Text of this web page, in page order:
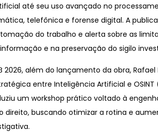
até seu uso avançado no
telefônica e forense digital. A
do trabalho e alerta sobre as
e na preservação do sigilo
2026, além do lançamento da obra,
entre Inteligência Artificial e
um workshop prático voltado à
direito, buscando otimizar a rotina e